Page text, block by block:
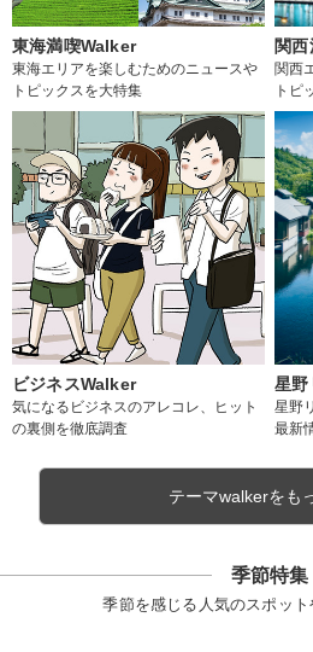
東海満喫Walker
東海エリアを楽しむためのニュースや
トピックスを大特集
関
関西
トピ
ビジネスWalker
気になるビジネスのアレコレ、ヒット
の裏側を徹底調査
星
星野
最新
テーマwalkerをも
季節特集
季節を感じる人気のスポッ